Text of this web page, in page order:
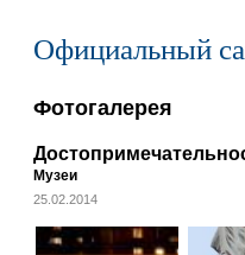
Официальный
Фотогалерея
Музеи
25.02.2014